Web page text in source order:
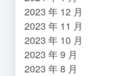
2023 年 12 月
2023 年 11 月
2023 年 10 月
2023 年 9 月
2023 年 8 月